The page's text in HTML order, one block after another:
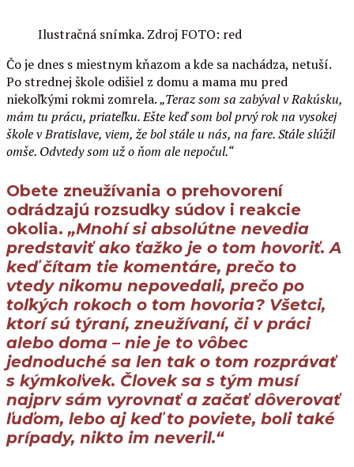
Ilustračná snímka. Zdroj FOTO: red
Čo je dnes s miestnym kňazom a kde sa nachádza, netuší.
Po strednej škole odišiel z domu a mama mu pred
niekoľkými rokmi zomrela.„Teraz som sa zabýval v Rakúsku,
mám tu prácu, priateľku. Ešte keď som bol prvý rok na vysokej
škole v Bratislave, viem, že bol stále u nás, na fare. Stále slúžil
omše. Odvtedy som už o ňom ale nepočul.“
Obete zneužívania o prehovorení
odrádzajú rozsudky súdov i reakcie
okolia. „Mnohí si absolútne nevedia
predstaviť ako ťažko je o tom hovoriť. A
keď čítam tie komentáre, prečo to
vtedy nikomu nepovedali, prečo po
toľkých rokoch o tom hovoria? Všetci,
ktorí sú týraní, zneužívaní, či v práci
alebo doma – nie je to vôbec
jednoduché sa len tak o tom rozprávať
s kýmkoľvek. Človek sa s tým musí
najprv sám vyrovnať a začať dôverovať
ľuďom, lebo aj keď to poviete, boli také
prípady, nikto im neveril.“